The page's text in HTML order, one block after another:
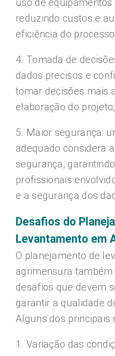
uso de equipamentos
reduzindo custos e
eficiência do
4. Tomada de
dados precisos e
tomar decisões mais
elaboração do projeto;
5. Maior segurança:
adequado considera
segurança,
profissionais
e a segurança dos
Desafios do
Levantamento em
O planejamento de
agrimensura
desafios que devem
garantir a qualidade
Alguns dos principais
1. Variação das